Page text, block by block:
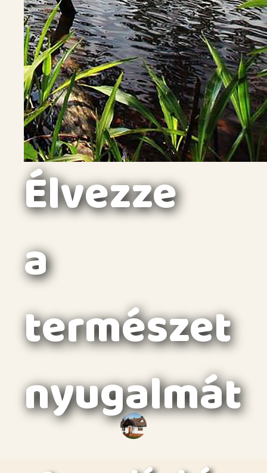
Élvezze
a
természet
nyugalmát